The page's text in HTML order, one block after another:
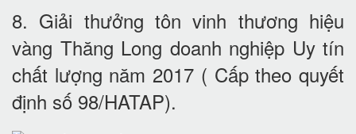
8. Giải thưởng tôn vinh thương hiệu
vàng Thăng Long doanh nghiệp Uy tín
chất lượng năm 2017 ( Cấp theo quyết
định số 98/HATAP).